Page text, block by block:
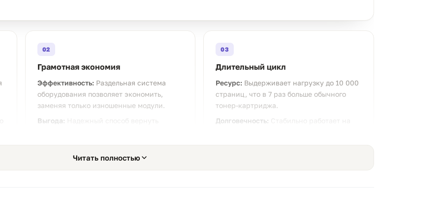
02
Грамотная экономия
Эффективность:Раздельная система
оборудования позволяет экономить,
заменяя только изношенные модули.
Выгода: Надежный способ вернуть
переплат за бренд.
03
Длительный цикл
Ресурс: Выдерживает нагрузку до 10 000
страниц, что в 7 раз больше обычного
тонер-картриджа.
Долговечность: Стабильно работает на
требуя частого обслуживания.
Читать полностью